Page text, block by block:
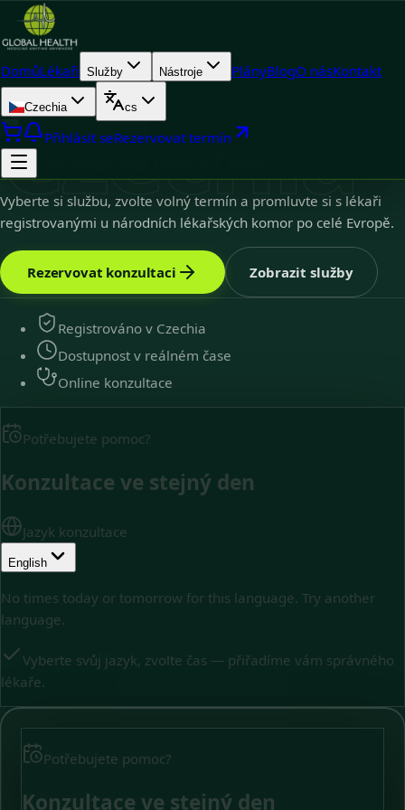
DomůLékaři Služby Nástroje PlányBlogO násKontakt
Czechia cs
Přihlásit seRezervovat termín
Czechia
Czechia k dispozici
Online lékařská péče v Česku
Vyberte si službu, zvolte volný termín a promluvte si s lékaři
registrovanými u národních lékařských komor po celé Evropě.
Rezervovat konzultaci Zobrazit služby
Registrováno v Czechia
Dostupnost v reálném čase
Online konzultace
Potřebujete pomoc?
Konzultace ve stejný den
Jazyk konzultace
English
No times today or tomorrow for this language. Try another
language.
Vyberte svůj jazyk, zvolte čas — přiřadíme vám správného
lékaře.
Potřebujete pomoc?
Konzultace ve stejný den